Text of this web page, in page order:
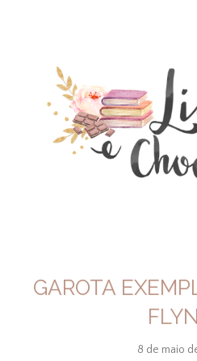
GAROTA
8 de maio